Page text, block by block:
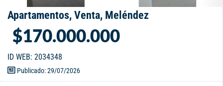
Apartamentos, Venta, Meléndez
$170.000.000
ID WEB: 2034348
Publicado: 29/07/2026